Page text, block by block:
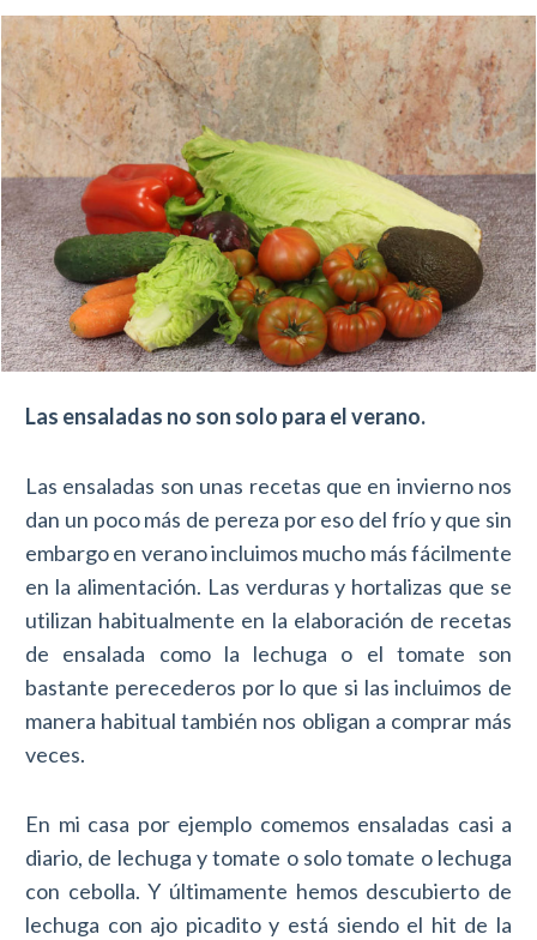
Las ensaladas no son solo para el verano.
Las ensaladas son unas recetas que en invierno nos
dan un poco más de pereza por eso del frío y que sin
embargo en verano incluimos mucho más fácilmente
en la alimentación. Las verduras y hortalizas que se
utilizan habitualmente en la elaboración de recetas
de ensalada como la lechuga o el tomate son
bastante perecederos por lo que si las incluimos de
manera habitual también nos obligan a comprar más
veces.
En mi casa por ejemplo comemos ensaladas casi a
diario, de lechuga y tomate o solo tomate o lechuga
con cebolla. Y últimamente hemos descubierto de
lechuga con ajo picadito y está siendo el hit de la